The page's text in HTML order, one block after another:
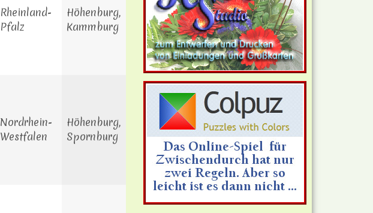
Rheinland-
Pfalz
Höhenburg,
Kammburg
Nordrhein-
Westfalen
Höhenburg,
Spornburg